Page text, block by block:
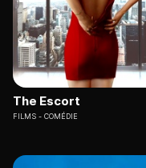
The Escort
FILMS COMÉDIE